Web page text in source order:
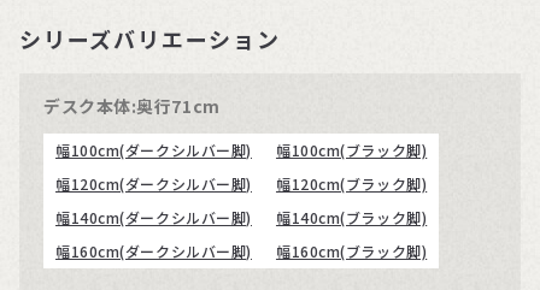
シリーズバリエーション
デスク本体:奥行71cm
幅100cm(ダークシルバー脚)
幅100cm(ブラック脚)
幅120cm(ダークシルバー脚)
幅120cm(ブラック脚)
幅140cm(ダークシルバー脚)
幅140cm(ブラック脚)
幅160cm(ダークシルバー脚)
幅160cm(ブラック脚)